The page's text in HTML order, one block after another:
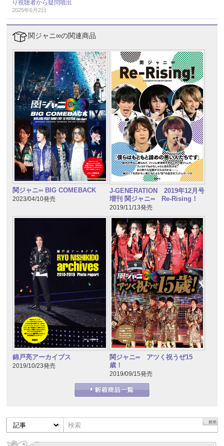
り視聴者から疑問噴出
2025年6月2日
関ジャニ∞の関連商品
関ジャニ∞ BIG COMEBACK
2023/04/10発売
J-GENERATION 2019年12月号
増刊 関ジャニ∞ Re-Rising！
2019/11/13発売
錦戸亮アーカイブス
2019/10/23発売
関ジャニ∞ アツく祝うぜ15
歳！
2019/09/15発売